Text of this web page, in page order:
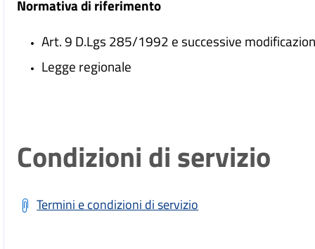
Normativa di riferimento
Art. 9 D.Lgs 285/1992 e successive
Legge regionale
Condizioni di servizio
Termini e condizioni di servizio